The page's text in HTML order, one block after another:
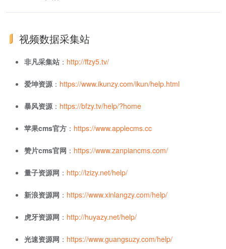
视频数据采集站
非凡采集站 ： http://ffzy5.tv/
爱坤资源： https://www.ikunzy.com/ikun/help.html
暴风资源： https://bfzy.tv/help/?home
苹果cms官方 ： https://www.applecms.cc
赞片cms官网 ： https://www.zanpiancms.com/
量子资源网 ： http://lzizy.net/help/
新浪资源网 ： https://www.xinlangzy.com/help/
虎牙资源网 ： http://huyazy.net/help/
光速资源网 ： https://www.guangsuzy.com/help/